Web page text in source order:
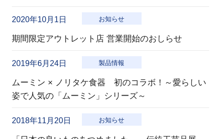
2020年10月1日 お知らせ
期間限定アウトレット店 営業開始のおしらせ
2019年6月24日 製品情報
ムーミン × ノリタケ食器 初のコラボ！～愛らしい
姿で人気の「ムーミン」シリーズ～
2018年11月20日 お知らせ